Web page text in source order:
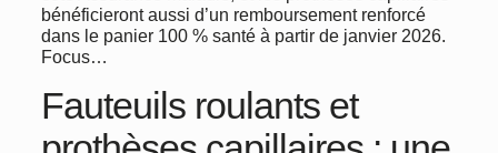
bénéficieront aussi d’un remboursement renforcé
dans le panier 100 % santé à partir de janvier 2026.
Focus…
Fauteuils roulants et